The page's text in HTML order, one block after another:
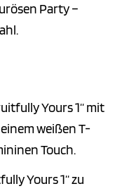
Party –
Yours 1“ mit
weißen T-
Touch.
Yours 1“ zu